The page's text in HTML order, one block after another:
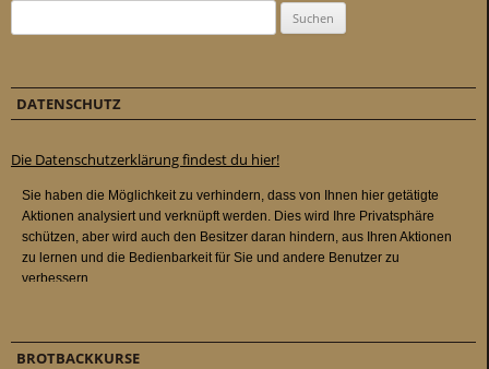
DATENSCHUTZ
Die Datenschutzerklärung findest du hier!
BROTBACKKURSE